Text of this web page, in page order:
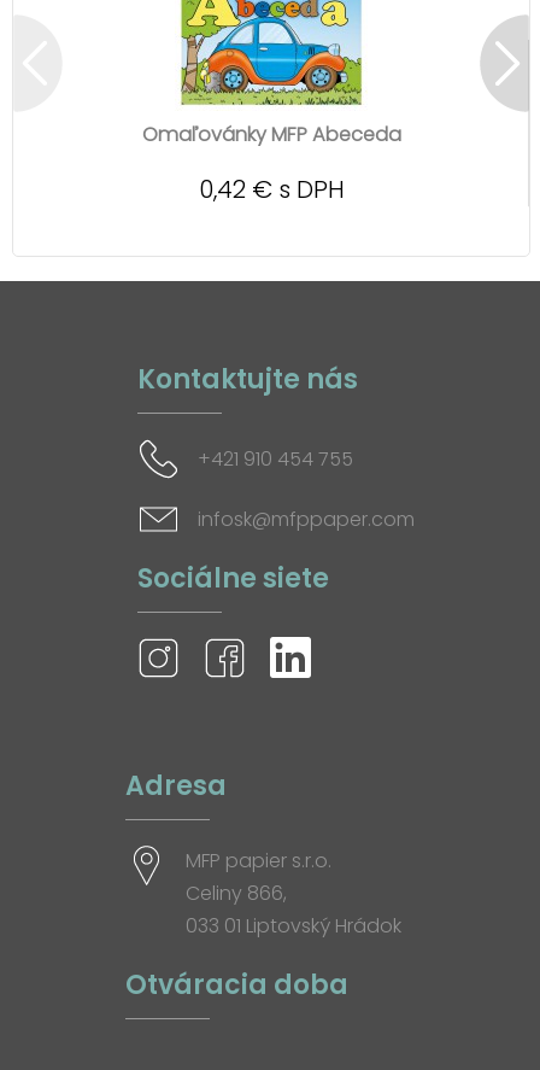
Omaľovánky MFP Abeceda
0,42 € s DPH
Kontaktujte nás
+421 910 454 755
infosk@mfppaper.com
Sociálne siete
Adresa
MFP papier s.r.o.
Celiny 866,
033 01 Liptovský Hrádok
Otváracia doba